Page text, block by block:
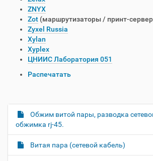
ZNYX
Zot (маршрутизаторы / принт-
Zyxel Russia
Xylan
Xyplex
ЦНИИС Лаборатория 051
р
и
с
Распечатать
Н
а
в
и
Обжим витой пары, разводка
обжимка rj-45.
Витая пара (сетевой кабель)